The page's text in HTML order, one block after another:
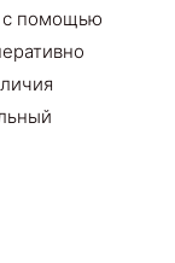
с помощью